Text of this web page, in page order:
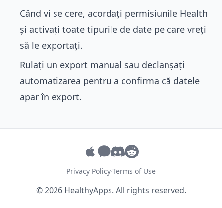
Când vi se cere, acordați permisiunile Health
și activați toate tipurile de date pe care vreți
să le exportați.
Rulați un export manual sau declanșați
automatizarea pentru a confirma că datele
apar în export.
Privacy Policy·Terms of Use
© 2026 HealthyApps. All rights reserved.